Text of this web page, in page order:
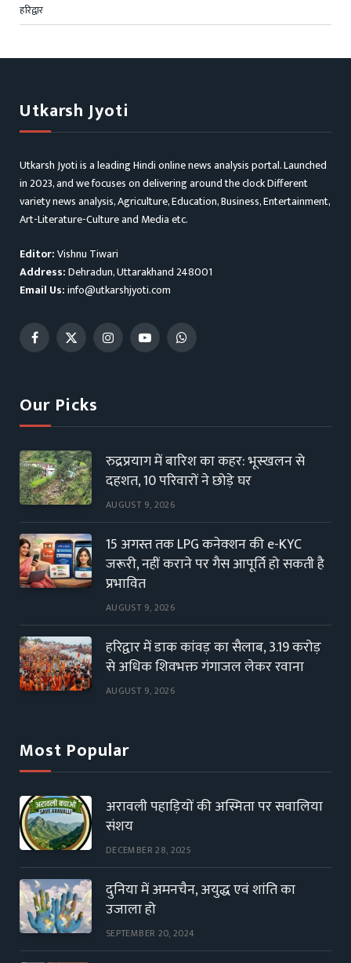
हरिद्वार
Utkarsh Jyoti
Utkarsh Jyoti is a leading Hindi online news analysis portal. Launched
in 2023, and we focuses on delivering around the clock Different
variety news analysis, Agriculture, Education, Business, Entertainment,
Art-Literature-Culture and Media etc.
Editor:Vishnu Tiwari
Address:Dehradun, Uttarakhand 248001
Email Us:info@utkarshjyoti.com
Facebook
X
InstagramYouTubeWhatsApp
Our Picks
रुद्रप्रयाग में बारिश का कहर: भूस्खलन से
दहशत, 10 परिवारों ने छोड़े घर
AUGUST 9, 2026
15 अगस्त तक LPG कनेक्शन की e-KYC
जरूरी, नहीं कराने पर गैस आपूर्ति हो सकती है
प्रभावित
AUGUST 9, 2026
हरिद्वार में डाक कांवड़ का सैलाब, 3.19 करोड़
से अधिक शिवभक्त गंगाजल लेकर रवाना
AUGUST 9, 2026
Most Popular
अरावली पहाड़ियों की अस्मिता पर सवालिया
संशय
DECEMBER 28, 2025
दुनिया में अमनचैन, अयुद्ध एवं शांति का
उजाला हो
SEPTEMBER 20, 2024